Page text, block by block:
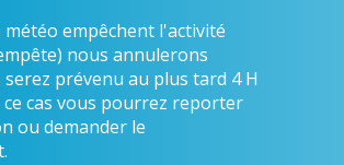
météo empêchent l'activité
nous annulerons
prévenu au plus tard 4 H
ce cas vous pourrez reporter
ou demander le